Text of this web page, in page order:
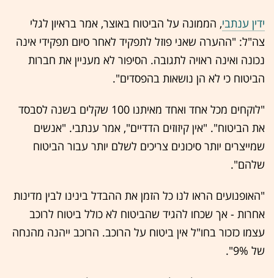
ידין ענתבי, הממונה על הביטוח באוצר, אמר בראיון לגלי
צה"ל: "ההערה שאני פוזל לתפקיד לאחר סיום תפקידי אינה
נכונה ואינה ראויה לתגובה. הסיפור לא מעניין את חברות
הביטוח כי לא הן נושאות בהפסדים".
"לוקחים מכל אחד ואחד מאיתנו 100 שקלים בשנה לסבסד
את הביטוח". "אין קיזוזים הדדיים", אמר ענתבי. "אנשים
שמייצרים יותר סיכונים צריכים לשלם יותר עבור הביטוח
שלהם".
"האופנועים הראו לנו כל הזמן את ההבדל בינינו לבין מדינות
אחרות - אך שכחו להגיד שהביטוח לא כולל ביטוח לרוכב
עצמו כזכור בחו"ל אין ביטוח על הרוכב. הרוכב ייהנה מהנחה
של 9%".